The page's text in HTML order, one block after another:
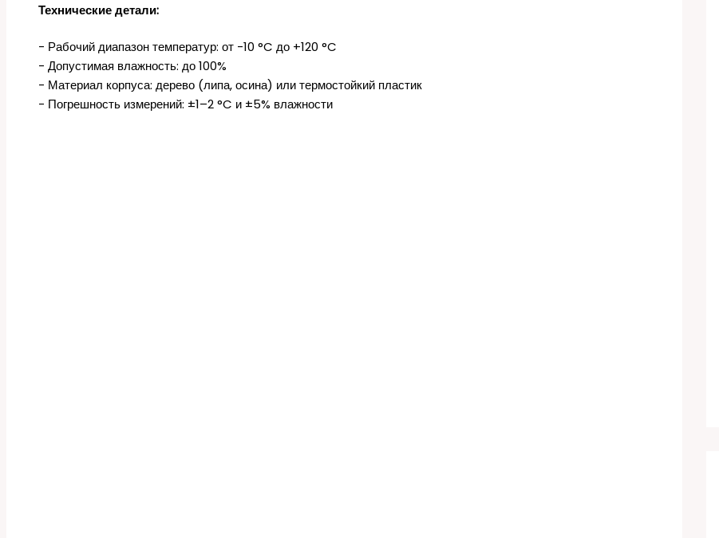
Технические детали:
- Рабочий диапазон температур: от -10 °C до +120 °C
- Допустимая влажность: до 100%
- Материал корпуса: дерево (липа, осина) или термостойкий пластик
- Погрешность измерений: ±1–2 °C и ±5% влажности